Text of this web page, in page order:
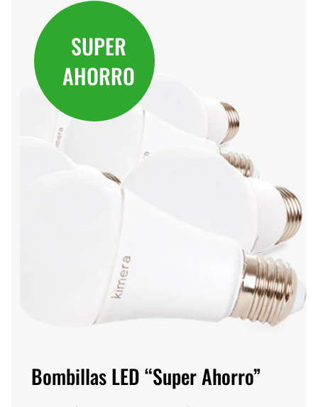
SUPER
AHORRO
Bombillas LED “Super Ahorro”